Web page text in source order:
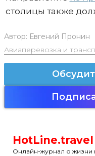
столицы также
Автор: Евгений Пронин
Авиаперевозка и
HotLine.travel
Онлайн-журнал о жизни